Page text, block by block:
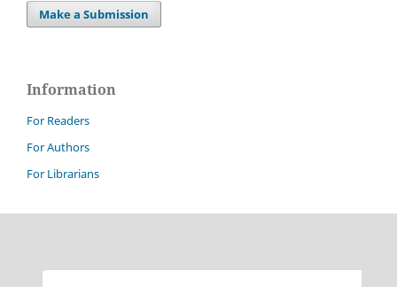
Make a Submission
Information
For Readers
For Authors
For Librarians